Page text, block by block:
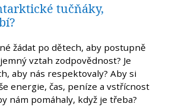
tučňáky,
žádat po dětech, aby postupně
vztah zodpovědnost? Je
aby nás respektovaly? Aby si
energie, čas, peníze a vstřícnost
nám pomáhaly, když je třeba?